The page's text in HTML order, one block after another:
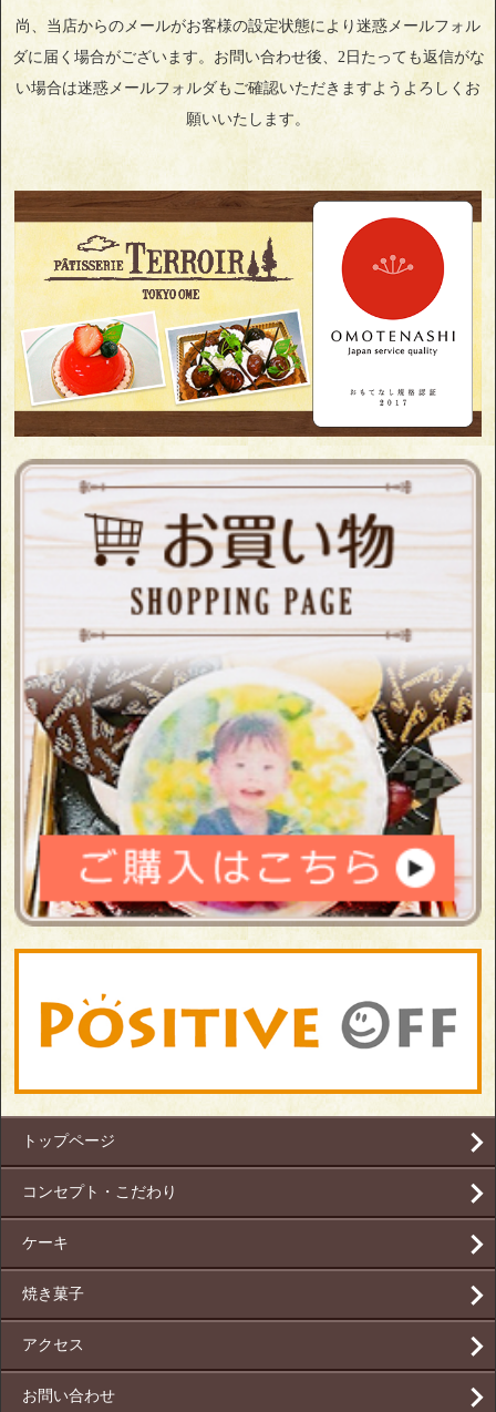
尚、当店からのメールがお客様の設定状態により迷惑メールフォル
ダに届く場合がございます。お問い合わせ後、2日たっても返信がな
い場合は迷惑メールフォルダもご確認いただきますようよろしくお
願いいたします。
トップページ
コンセプト・こだわり
ケーキ
焼き菓子
アクセス
お問い合わせ